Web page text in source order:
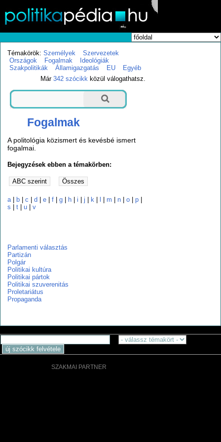
Témakörök: Személyek
Szervezetek
Országok
Fogalmak
Ideológiák
Szakpolitikák
Államigazgatás EU
Egyéb
Már342 szócikk közül válogathatsz.
Fogalmak
A politológia közismert és kevésbé ismert
fogalmai.
Bejegyzések ebben a témakörben:
a b |c |d |e |f |g h |i |j k |m |n |o |p
s |t |u |v
Parlamenti választás
Partizán
Polgár
Politikai kultúra
Politikai pártok
Politikai szuverenitás
Proletariátus
Propaganda
SZAKMAI PARTNER